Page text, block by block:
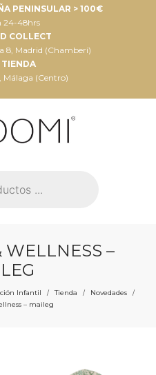
PENINSULAR > 100€
24-48hrs
COLLECT
8, Madrid (Chamberí)
Málaga (Centro)
WELLNESS –
Infantil / Tienda / Novedades /
– maileg